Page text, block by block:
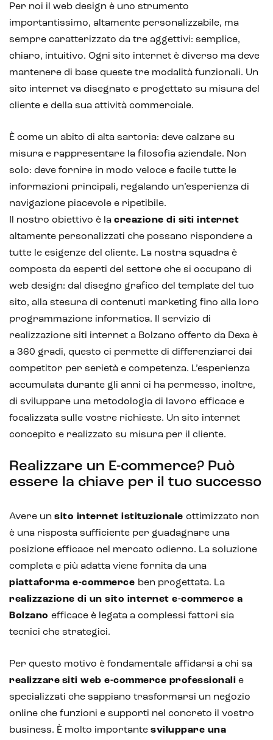
Per noi il web design è uno strumento
importantissimo, altamente personalizzabile, ma
sempre caratterizzato da tre aggettivi: semplice,
chiaro, intuitivo. Ogni sito internet è diverso ma deve
mantenere di base queste tre modalità funzionali. Un
sito internet va disegnato e progettato su misura del
cliente e della sua attività commerciale.
È come un abito di alta sartoria: deve calzare su
misura e rappresentare la filosofia aziendale. Non
solo: deve fornire in modo veloce e facile tutte le
informazioni principali, regalando un’esperienza di
navigazione piacevole e ripetibile.
Il nostro obiettivo è la creazione di siti internet
altamente personalizzati che possano rispondere a
tutte le esigenze del cliente. La nostra squadra è
composta da esperti del settore che si occupano di
web design: dal disegno grafico del template del tuo
sito, alla stesura di contenuti marketing fino alla loro
programmazione informatica. Il servizio di
realizzazione siti internet a Bolzano offerto da Dexa è
a 360 gradi, questo ci permette di differenziarci dai
competitor per serietà e competenza. L’esperienza
accumulata durante gli anni ci ha permesso, inoltre,
di sviluppare una metodologia di lavoro efficace e
focalizzata sulle vostre richieste. Un sito internet
concepito e realizzato su misura per il cliente.
Realizzare un E-commerce? Può
essere la chiave per il tuo successo
Avere un sito internet istituzionale ottimizzato non
è una risposta sufficiente per guadagnare una
posizione efficace nel mercato odierno. La soluzione
completa e più adatta viene fornita da una
piattaforma e-commerce ben progettata. La
realizzazione di un sito internet e-commerce a
Bolzano efficace è legata a complessi fattori sia
tecnici che strategici.
Per questo motivo è fondamentale affidarsi a chi sa
realizzare siti web e-commerce professionali e
specializzati che sappiano trasformarsi un negozio
online che funzioni e supporti nel concreto il vostro
business. È molto importante sviluppare una